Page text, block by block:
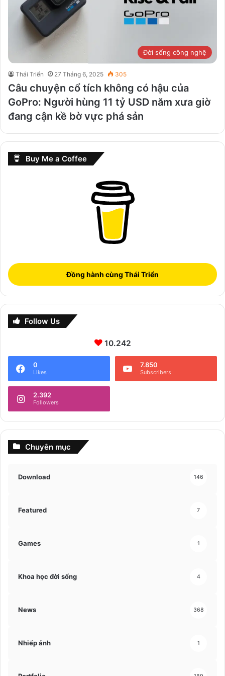
Đời sống công nghệ
Thái Triển 27 Tháng 6, 2025 305
Câu chuyện cổ tích không có hậu của
GoPro: Người hùng 11 tỷ USD năm xưa giờ
đang cận kề bờ vực phá sản
Buy Me a Coffee
Đồng hành cùng Thái Triển
Follow Us
10.242
0
Likes
7.850
Subscribers
2.392
Followers
Chuyên mục
Download 146
Featured 7
Games 1
Khoa học đời sống 4
News 368
Nhiếp ảnh 1